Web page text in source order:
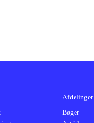
Afdelinger
Bøger